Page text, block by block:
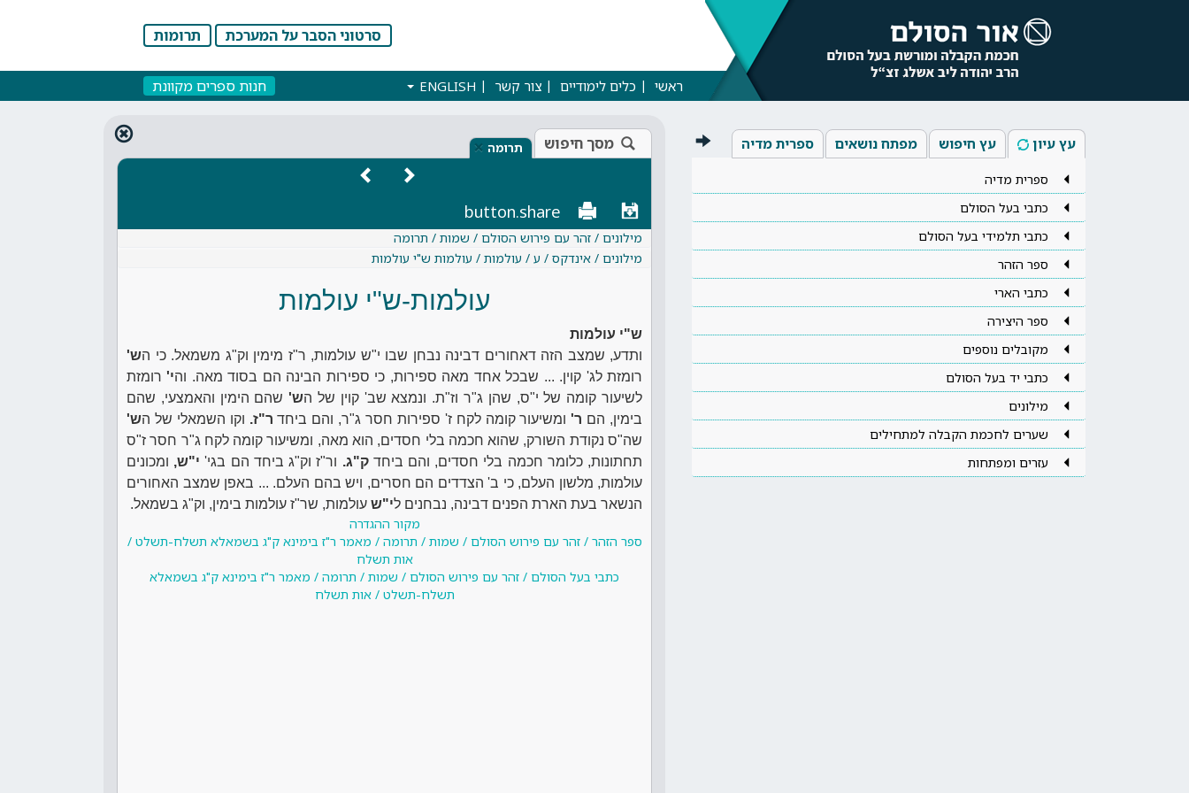
סרטוני הסבר על המערכת תרומות
ראשי כלים לימודיים צור קשר ENGLISH חנות ספרים מקוונת
עץ עיון עץ חיפוש מפתח נושאים ספרית מדיה
ספרית מדיה
כתבי בעל הסולם
כתבי תלמידי בעל הסולם
ספר הזהר
כתבי הארי
ספר היצירה
מקובלים נוספים
כתבי יד בעל הסולם
מילונים
שערים לחכמת הקבלה למתחילים
עזרים ומפתחות
מסך חיפוש תרומה ×
button.share
מילונים / זהר עם פירוש הסולם / שמות / תרומה
מילונים / אינדקס / ע / עולמות / עולמות ש"י עולמות
עולמות-ש"י עולמות
ש"י עולמות
ותדע, שמצב הזה דאחורים דבינה נבחן שבו י"ש עולמות, ר"ז מימין וק"ג משמאל. כי הש'
רומזת לג' קוין. ... שבכל אחד מאה ספירות, כי ספירות הבינה הם בסוד מאה. והי'רומזת
לשיעור קומה של י"ס, שהן ג"ר וז"ת. ונמצא שב' קוין של הש'שהם הימין והאמצעי, שהם
בימין, הם ר'ומשיעור קומה לקח ז' ספירות חסר ג"ר, והם ביחד ר"ז. וקו השמאלי של הש'
שה"ס נקודת השורק, שהוא חכמה בלי חסדים, הוא מאה, ומשיעור קומה לקח ג"ר חסר ז"ס
תחתונות, כלומר חכמה בלי חסדים, והם ביחדק"ג. ור"ז וק"ג ביחד הם בגי' י"ש, ומכונים
עולמות, מלשון העלם, כי ב' הצדדים הם חסרים, ויש בהם העלם. ... באפן שמצב האחורים
הנשאר בעת הארת הפנים דבינה, נבחנים לי"ש עולמות, שר"ז עולמות בימין, וק"ג בשמאל.
מקור ההגדרה
ספר הזהר / זהר עם פירוש הסולם / שמות / תרומה / מאמר ר"ז בימינא ק"ג בשמאלא תשלח-תשלט /
אות תשלח
כתבי בעל הסולם / זהר עם פירוש הסולם / שמות / תרומה / מאמר ר"ז בימינא ק"ג בשמאלא
תשלח-תשלט / אות תשלח